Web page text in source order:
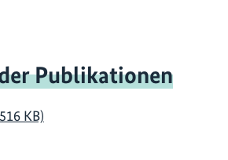
Publikationen
KB)